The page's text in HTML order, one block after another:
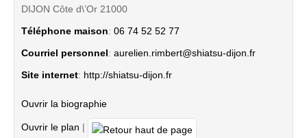
DIJON Côte d\’Or 21000
Téléphone maison: 06 74 52 52 77
Courriel personnel: aurelien.rimbert@shiatsu-dijon.fr
Site internet: http://shiatsu-dijon.fr
Ouvrir la biographie
Ouvrir le plan |